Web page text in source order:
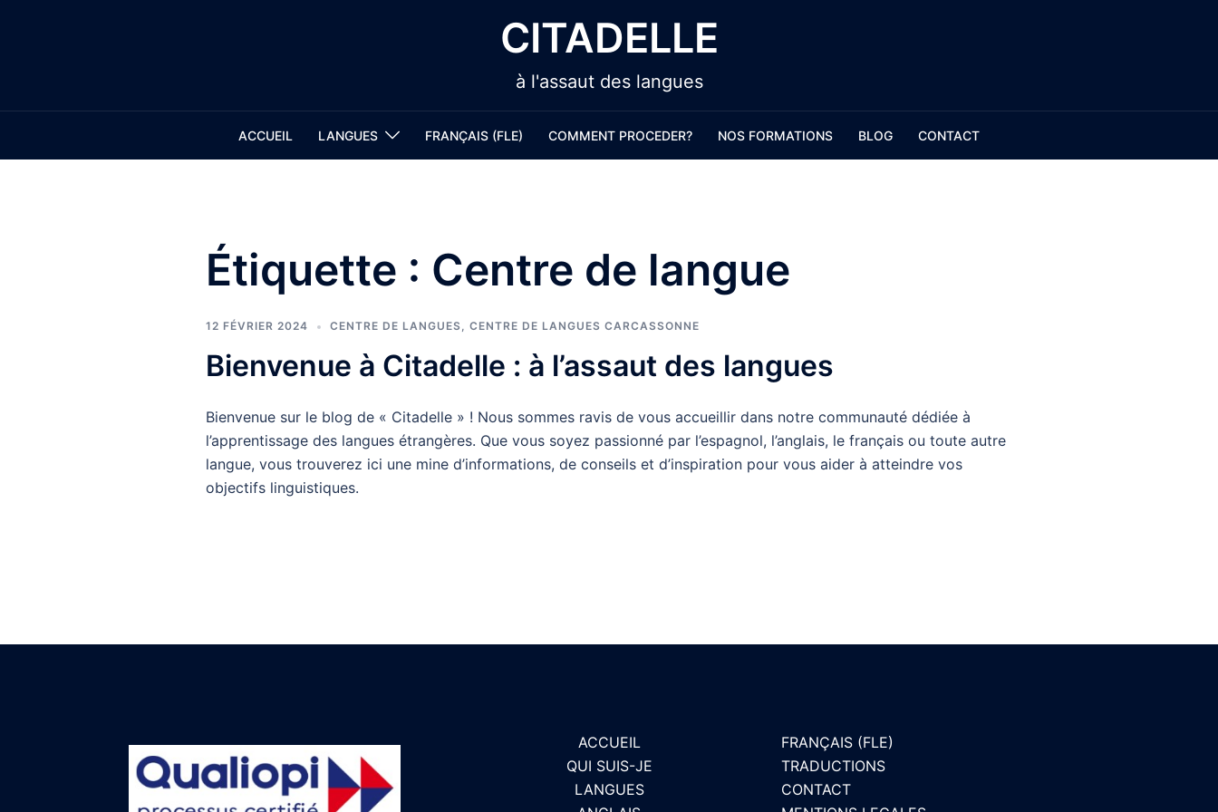
CITADELLE
à l'assaut des langues
ACCUEIL LANGUES FRANÇAIS (FLE) COMMENT PROCEDER? NOS FORMATIONS BLOG CONTACT
Étiquette : Centre de langue
12 FÉVRIER 2024 CENTRE DE LANGUES, CENTRE DE LANGUES CARCASSONNE
Bienvenue à Citadelle : à l’assaut des langues
Bienvenue sur le blog de « Citadelle » ! Nous sommes ravis de vous accueillir dans notre communauté dédiée à
l’apprentissage des langues étrangères. Que vous soyez passionné par l’espagnol, l’anglais, le français ou toute autre
langue, vous trouverez ici une mine d’informations, de conseils et d’inspiration pour vous aider à atteindre vos
objectifs linguistiques.
ACCUEIL
QUI SUIS-JE
LANGUES
FRANÇAIS (FLE)
TRADUCTIONS
CONTACT